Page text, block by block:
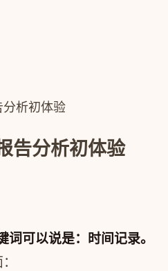
分析初体验
告分析初体验
可以说是：时间记录。